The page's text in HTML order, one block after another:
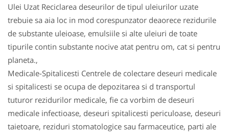
Ulei Uzat Reciclarea deseurilor de tipul uleiurilor uzate
trebuie sa aia loc in mod corespunzator deaorece rezidurile
de substante uleioase, emulsiile si alte uleiuri de toate
tipurile contin substante nocive atat pentru om, cat si pentru
planeta.,
Medicale-Spitalicesti Centrele de colectare deseuri medicale
si spitalicesti se ocupa de depozitarea si d transportul
tuturor rezidurilor medicale, fie ca vorbim de deseuri
medicale infectioase, deseuri spitalicesti periculoase, deseuri
taietoare, reziduri stomatologice sau farmaceutice, parti ale